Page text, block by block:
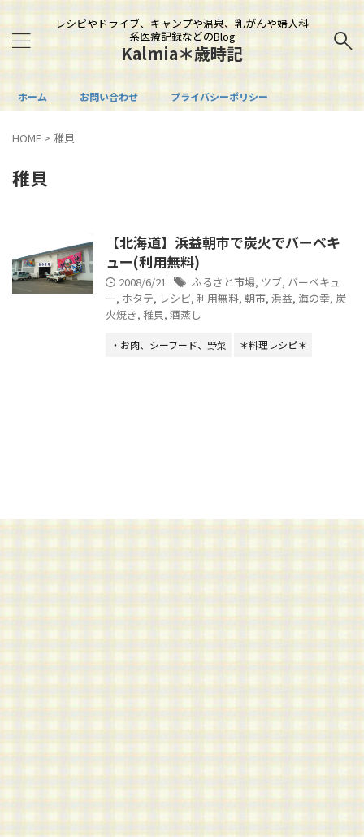
レシピやドライブ、キャンプや温泉、乳がんや婦人科
系医療記録などのBlog
Kalmia＊歳時記
ホーム お問い合わせ プライバシーポリシー
HOME > 稚貝
稚貝
【北海道】浜益朝市で炭火でバーベキ
ュー(利用無料)
2008/6/21 ふるさと市場, ツブ, バーベキュ
ー, ホタテ, レシピ, 利用無料, 朝市, 浜益, 海の幸, 炭
火焼き, 稚貝, 酒蒸し
・お肉、シーフード、野菜 ＊料理レシピ＊